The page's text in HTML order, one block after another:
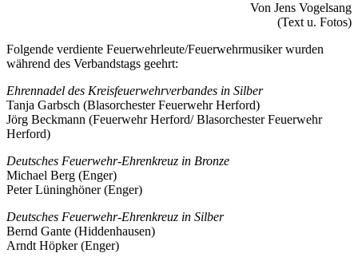
Von Jens Vogelsang
(Text u. Fotos)
Folgende verdiente Feuerwehrleute/Feuerwehrmusiker wurden
während des Verbandstags geehrt:
Ehrennadel des Kreisfeuerwehrverbandes in Silber
Tanja Garbsch (Blasorchester Feuerwehr Herford)
Jörg Beckmann (Feuerwehr Herford/ Blasorchester Feuerwehr
Herford)
Deutsches Feuerwehr-Ehrenkreuz in Bronze
Michael Berg (Enger)
Peter Lüninghöner (Enger)
Deutsches Feuerwehr-Ehrenkreuz in Silber
Bernd Gante (Hiddenhausen)
Arndt Höpker (Enger)